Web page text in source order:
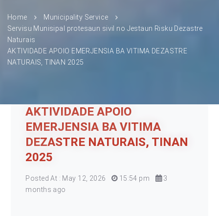
Home
Municipality Service
Servisu Munisipal protesaun sivil no Jestaun Risku Dezastre
Naturais
AKTIVIDADE APOIO EMERJENSIA BA VITIMA DEZASTRE
NATURAIS, TINAN 2025
AKTIVIDADE APOIO
EMERJENSIA BA VITIMA
DEZASTRE NATURAIS, TINAN
2025
Posted At : May 12, 2026 15:54 pm
3
months ago